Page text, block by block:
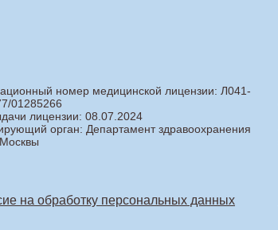
на обработку персональных данных
номер медицинской лицензии: Л041-
01285266
лицензии: 08.07.2024
орган: Департамент здравоохранения